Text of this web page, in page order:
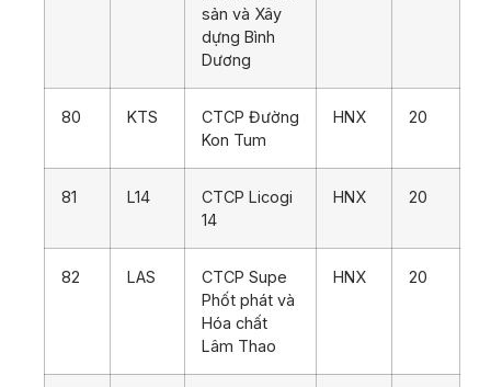
sản và Xây
dựng Bình
Dương
80 KTS
CTCP Đường
Kon Tum
HNX 20
81 L14
CTCP Licogi
14
HNX 20
82 LAS
CTCP Supe
Phốt phát và
Hóa chất
Lâm Thao
HNX 20